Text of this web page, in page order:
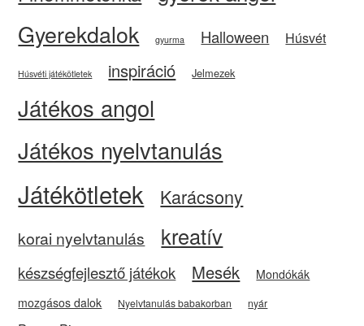
Gyerekdalok gyurma Halloween Húsvét
Húsvéti játékötletek inspiráció Jelmezek
Játékos angol
Játékos nyelvtanulás
Játékötletek Karácsony
korai nyelvtanulás kreatív
készségfejlesztő játékok Mesék
Mondókák
mozgásos dalok
Nyelvtanulás babakorban nyár